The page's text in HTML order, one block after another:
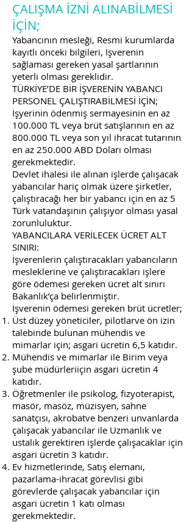
ÇALIŞMA İZNİ ALINABİLMESİ
İÇİN;
Yabancının mesleği, Resmi kurumlarda
kayıtlı önceki bilgileri, İşverenin
sağlaması gereken yasal şartlarının
yeterli olması gereklidir.
TÜRKİYE’DE BİR İŞVERENİN YABANCI
PERSONEL ÇALIŞTIRABİLMESİ İÇİN;
İşyerinin ödenmiş sermayesinin en az
100.000 TL veya brüt satışlarının en az
800.000 TL veya son yıl ihracat tutarının
en az 250.000 ABD Doları olması
gerekmektedir.
Devlet ihalesi ile alınan işlerde çalışacak
yabancılar hariç olmak üzere şirketler,
çalıştıracağı her bir yabancı için en az 5
Türk vatandaşının çalışıyor olması yasal
zorunluluktur.
YABANCILARA VERİLECEK ÜCRET ALT
SINIRI:
İşverenlerin çalıştıracakları yabancıların
mesleklerine ve çalıştıracakları işlere
göre ödemesi gereken ücret alt sınırı
Bakanlık’ça belirlenmiştir.
İşverenin ödemesi gereken brüt ücretler;
Üst düzey yöneticiler, pilotlarve ön izin
talebinde bulunan mühendis ve
mimarlar için; asgari ücretin 6,5 katıdır.
Mühendis ve mimarlar ile Birim veya
şube müdürleriiçin asgari ücretin 4
katıdır.
Öğretmenler ile psikolog, fizyoterapist,
masör, masöz, müzisyen, sahne
sanatçısı, akrobatve benzeri unvanlarda
çalışacak yabancılar ile Uzmanlık ve
ustalık gerektiren işlerde çalışacaklar için
asgari ücretin 3 katıdır.
Ev hizmetlerinde, Satış elemanı,
pazarlama-ihracat görevlisi gibi
görevlerde çalışacak yabancılar için
asgari ücretin 1 katı olması
gerekmektedir.